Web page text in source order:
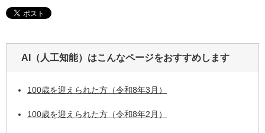
AI（人工知能）はこんなページをおすすめします
100歳を迎えられた方（令和8年3月）
100歳を迎えられた方（令和8年2月）